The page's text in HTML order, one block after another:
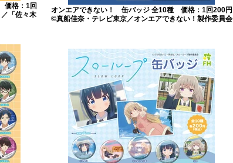
価格：1回
「佐々木
オンエアできない！ 缶バッジ 全10種 価格：1回200円
©真船佳奈・テレビ東京／オンエアできない！製作委員会